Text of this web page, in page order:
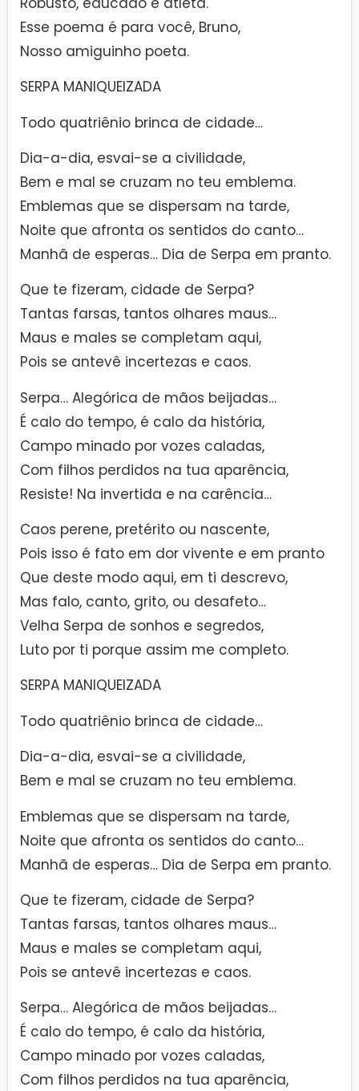
Esse poema é para você, Bruno,
Nosso amiguinho poeta.
SERPA MANIQUEIZADA
Todo quatriênio brinca de cidade…
Dia-a-dia, esvai-se a civilidade,
Bem e mal se cruzam no teu emblema.
Emblemas que se dispersam na tarde,
Noite que afronta os sentidos do canto…
Manhã de esperas… Dia de Serpa em pranto.
Que te fizeram, cidade de Serpa?
Tantas farsas, tantos olhares maus…
Maus e males se completam aqui,
Pois se antevê incertezas e caos.
Serpa… Alegórica de mãos beijadas…
É calo do tempo, é calo da história,
Campo minado por vozes caladas,
Com filhos perdidos na tua aparência,
Resiste! Na invertida e na carência…
Caos perene, pretérito ou nascente,
Pois isso é fato em dor vivente e em pranto
Que deste modo aqui, em ti descrevo,
Mas falo, canto, grito, ou desafeto…
Velha Serpa de sonhos e segredos,
Luto por ti porque assim me completo.
SERPA MANIQUEIZADA
Todo quatriênio brinca de cidade…
Dia-a-dia, esvai-se a civilidade,
Bem e mal se cruzam no teu emblema.
Emblemas que se dispersam na tarde,
Noite que afronta os sentidos do canto…
Manhã de esperas… Dia de Serpa em pranto.
Que te fizeram, cidade de Serpa?
Tantas farsas, tantos olhares maus…
Maus e males se completam aqui,
Pois se antevê incertezas e caos.
Serpa… Alegórica de mãos beijadas…
É calo do tempo, é calo da história,
Campo minado por vozes caladas,
Com filhos perdidos na tua aparência,